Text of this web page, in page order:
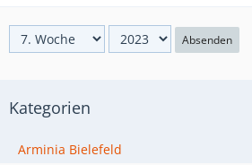
Absenden
Kategorien
Arminia Bielefeld